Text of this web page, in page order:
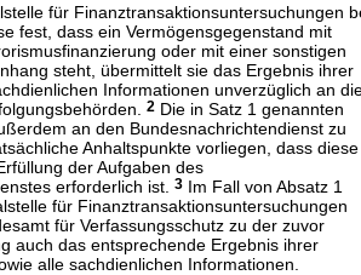
für Finanztransaktionsuntersuchungen
fest, dass ein Vermögensgegenstand mit
oder mit einer sonstigen
steht, übermittelt sie das Ergebnis ihrer
Informationen unverzüglich an
2 Die in Satz 1 genannten
an den Bundesnachrichtendienst zu
Anhaltspunkte vorliegen, dass diese
der Aufgaben des
erforderlich ist.3 Im Fall von Absatz 1
für Finanztransaktionsuntersuchungen
für Verfassungsschutz zu der zuvor
auch das entsprechende Ergebnis ihrer
alle sachdienlichen Informationen.